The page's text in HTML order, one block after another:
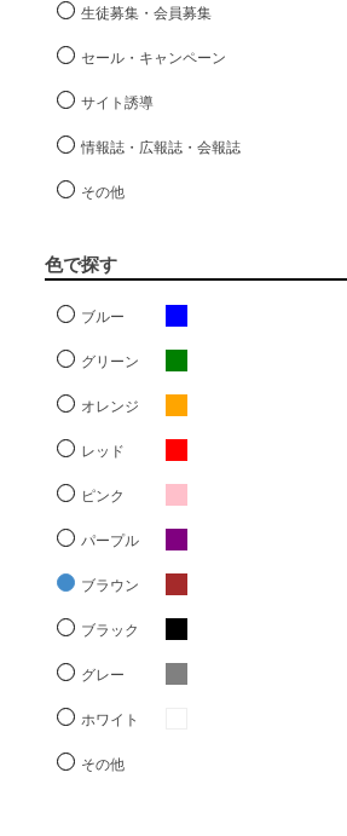
生徒募集・会員募集
セール・キャンペーン
サイト誘導
情報誌・広報誌・会報誌
その他
色で探す
ブルー
グリーン
オレンジ
レッド
ピンク
パープル
ブラウン
ブラック
グレー
ホワイト
その他